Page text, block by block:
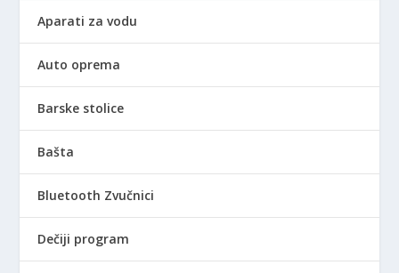
Aparati za vodu
Auto oprema
Barske stolice
Bašta
Bluetooth Zvučnici
Dečiji program